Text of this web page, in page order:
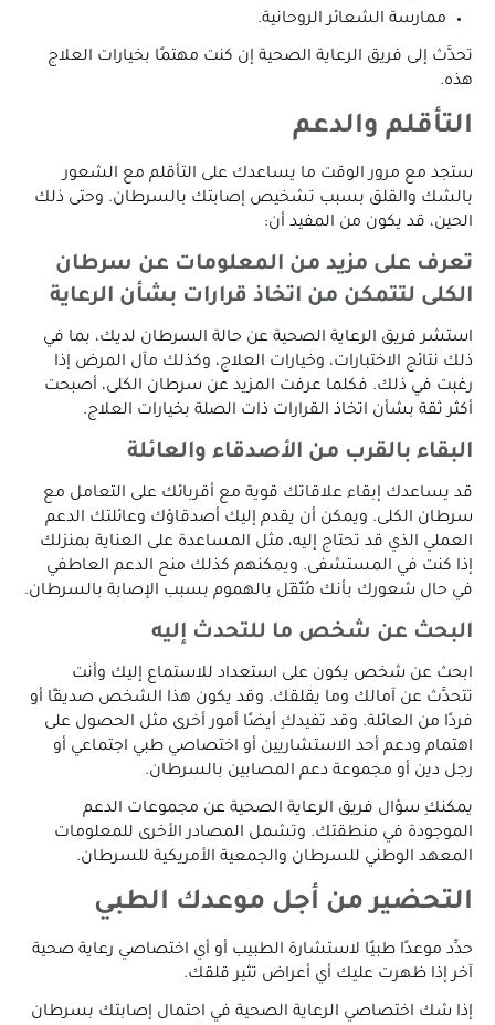
ممارسة الشعائر الروحانية.
تحدَّث إلى فريق الرعاية الصحية إن كنت مهتمًا بخيارات العلاج
هذه.
التأقلم والدعم
ستجد مع مرور الوقت ما يساعدك على التأقلم مع الشعور
بالشك والقلق بسبب تشخيص إصابتك بالسرطان. وحتى ذلك
الحين، قد يكون من المفيد أن:
تعرف على مزيد من المعلومات عن سرطان
الكلى لتتمكن من اتخاذ قرارات بشأن الرعاية
استشر فريق الرعاية الصحية عن حالة السرطان لديك، بما في
ذلك نتائج الاختبارات، وخيارات العلاج، وكذلك مآل المرض إذا
رغبت في ذلك. فكلما عرفت المزيد عن سرطان الكلى، أصبحت
أكثر ثقة بشأن اتخاذ القرارات ذات الصلة بخيارات العلاج.
البقاء بالقرب من الأصدقاء والعائلة
قد يساعدك إبقاء علاقاتك قوية مع أقربائك على التعامل مع
سرطان الكلى. ويمكن أن يقدم إليك أصدقاؤك وعائلتك الدعم
العملي الذي قد تحتاج إليه، مثل المساعدة على العناية بمنزلك
إذا كنت في المستشفى. ويمكنهم كذلك منح الدعم العاطفي
في حال شعورك بأنك مُثْقَل بالهموم بسبب الإصابة بالسرطان.
البحث عن شخص ما للتحدث إليه
ابحث عن شخص يكون على استعداد للاستماع إليك وأنت
تتحدَّث عن آمالك وما يقلقك. وقد يكون هذا الشخص صديقًا أو
فردًا من العائلة. وقد تفيدكِ أيضًا أمور أخرى مثل الحصول على
اهتمام ودعم أحد الاستشاريين أو اختصاصي طبي اجتماعي أو
رجل دين أو مجموعة دعم المصابين بالسرطان.
يمكنكِ سؤال فريق الرعاية الصحية عن مجموعات الدعم
الموجودة في منطقتك. وتشمل المصادر الأخرى للمعلومات
المعهد الوطني للسرطان والجمعية الأمريكية للسرطان.
التحضير من أجل موعدك الطبي
حدِّد موعدًا طبيًا لاستشارة الطبيب أو أي اختصاصي رعاية صحية
آخر إذا ظهرت عليك أي أعراض تثير قلقك.
إذا شك اختصاصي الرعاية الصحية في احتمال إصابتك بسرطان